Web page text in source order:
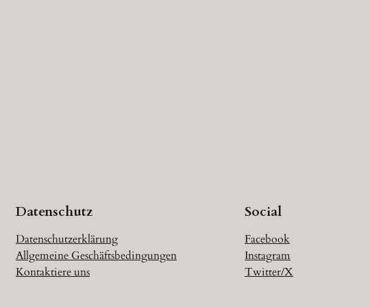
Datenschutz
Datenschutzerklärung
Allgemeine Geschäftsbedingungen
Kontaktiere uns
Social
Facebook
Instagram
Twitter/X